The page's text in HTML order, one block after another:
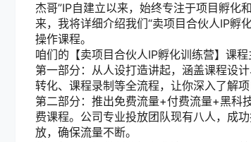
杰哥”IP自建立以来，始终专注于项目孵化
来，我将详细介绍我们“卖项目合伙人IP孵
操作课程。
咱们的【卖项目合伙人IP孵化训练营】课程
第一部分：从人设打造讲起，涵盖课程设
转化、课程录制等全流程，让你深入了解
第二部分：推出免费流量+付费流量+黑科
费课程。公司专业投放团队现有八人，成
放，确保流量不断。